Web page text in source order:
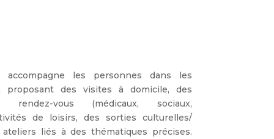
accompagne les personnes dans les
proposant des visites à domicile, des
rendez-vous (médicaux, sociaux,
de loisirs, des sorties culturelles/
liés à des thématiques précises.